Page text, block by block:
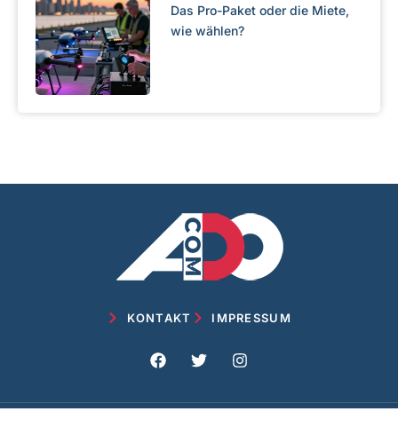
Das Pro-Paket oder die Miete,
wie wählen?
KONTAKT IMPRESSUM